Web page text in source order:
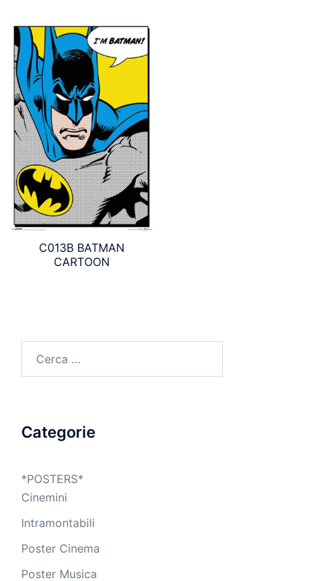
C013B BATMAN
CARTOON
Categorie
*POSTERS*
Cinemini
Intramontabili
Poster Cinema
Poster Musica